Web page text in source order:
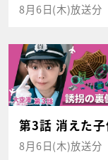
8月6日(木)放送分
第3話 消えた子
8月6日(木)放送分